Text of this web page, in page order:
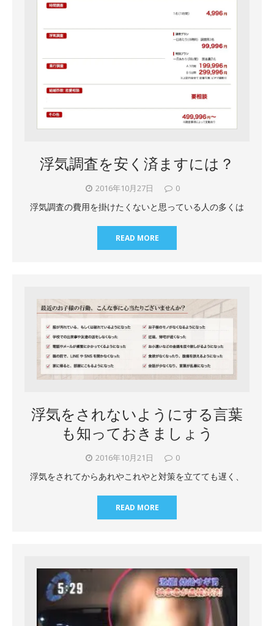
浮気調査を安く済ますには？
2016年10月27日 0
浮気調査の費用を掛けたくないと思っている人の多くは
READ MORE
浮気をされないようにする言葉
も知っておきましょう
2016年10月21日 0
浮気をされてからあれやこれやと対策を立てても遅く、
READ MORE